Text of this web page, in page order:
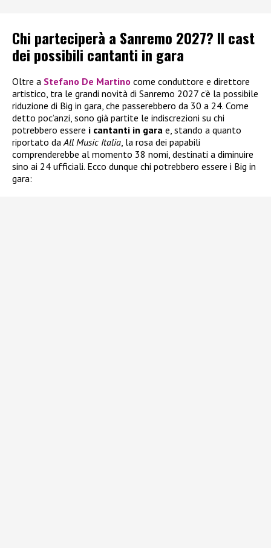
Chi parteciperà a Sanremo 2027? Il cast
dei possibili cantanti in gara
Oltre a Stefano De Martino come conduttore e direttore
artistico, tra le grandi novità di Sanremo 2027 c’è la possibile
riduzione di Big in gara, che passerebbero da 30 a 24. Come
detto poc’anzi, sono già partite le indiscrezioni su chi
potrebbero essere i cantanti in gara e, stando a quanto
riportato daAll Music Italia, la rosa dei papabili
comprenderebbe al momento 38 nomi, destinati a diminuire
sino ai 24 ufficiali. Ecco dunque chi potrebbero essere i Big in
gara: